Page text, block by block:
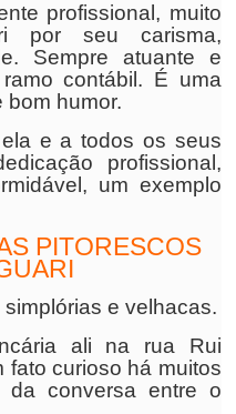
profissional, muito
por seu carisma,
Sempre atuante e
contábil. É uma
bom humor.
e a todos os seus
profissional,
um exemplo
PITORESCOS
e velhacas.
ali na rua Rui
fato curioso há muitos
conversa entre o